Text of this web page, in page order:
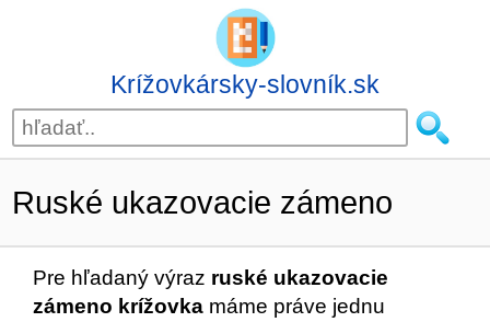
Krížovkársky-slovník.sk
Ruské ukazovacie zámeno
Pre hľadaný výraz ruské ukazovacie
zámeno krížovka máme práve jednu